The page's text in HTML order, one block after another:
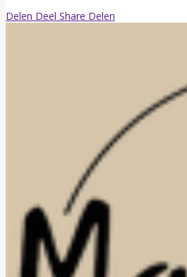
Delen Deel Share Delen